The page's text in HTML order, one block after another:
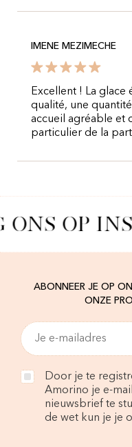
IMENE MEZIMECHE
Excellent ! La glace
qualité, une
accueil agréable et
particulier de la
ONS OP
ABONNEER JE OP
ONZE
Door je te
Amorino je e-
nieuwsbrief te
de wet kun je je